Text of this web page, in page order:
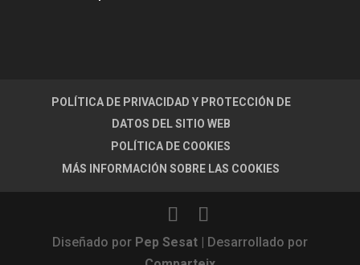
POLÍTICA DE PRIVACIDAD Y PROTECCIÓN DE
DATOS DEL SITIO WEB
POLÍTICA DE COOKIES
MÁS INFORMACIÓN SOBRE LAS COOKIES
Diseñado por Pep Sesat| Desarrollado por